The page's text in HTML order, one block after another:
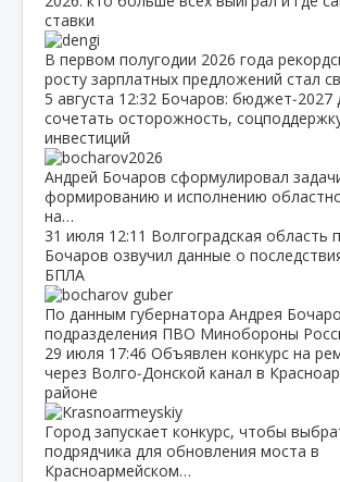
ставки
В первом полугодии 2026 года
росту зарплатных предложений стал
5 августа 12:32 Бочаров: бюджет‑2027
сочетать осторожность,
инвестиций
Андрей Бочаров сформулировал
формированию и исполнению
на…
31 июля 12:11 Волгоградская область
Бочаров озвучил данные о
БПЛА
По данным губернатора Андрея
подразделения ПВО Минобороны
29 июля 17:46 Объявлен конкурс на
через Волго‑Донской канал в
районе
Город запускает конкурс, чтобы
подрядчика для обновления моста в
Красноармейском…